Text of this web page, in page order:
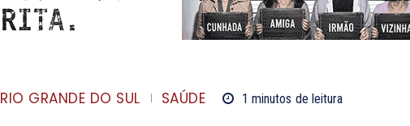
RIO GRANDE DO SUL SAÚDE 1 minutos de leitura